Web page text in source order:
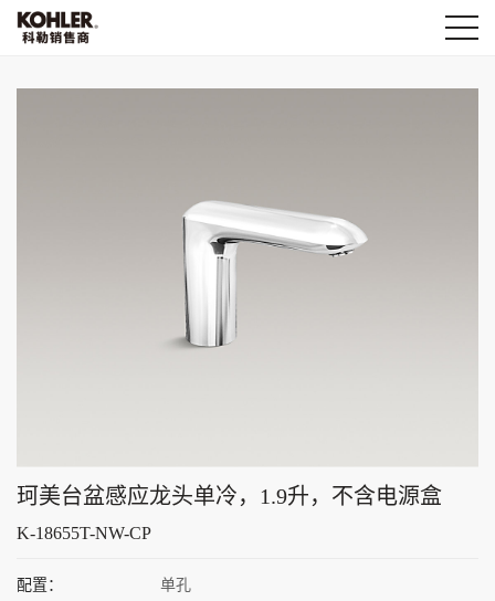
珂美台盆感应龙头单冷，1.9升，不含电源盒
K-18655T-NW-CP
配置：
单孔